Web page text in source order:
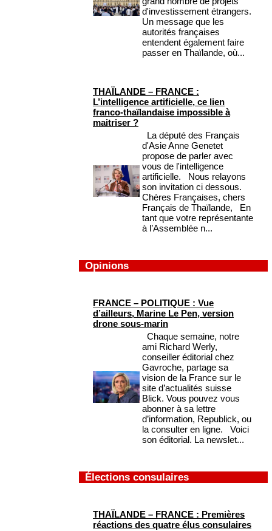
d'investissement étrangers.
Un message que les
autorités françaises
entendent également faire
passer en Thaïlande, où...
THAÏLANDE – FRANCE :
L’intelligence artificielle, ce lien
franco-thaïlandaise impossible à
maitriser ?
La député des Français
d'Asie Anne Genetet
propose de parler avec
vous de l'intelligence
artificielle. Nous relayons
son invitation ci dessous.
Chères Françaises, chers
Français de Thaïlande, En
tant que votre représentante
à l’Assemblée n...
Opinions
FRANCE – POLITIQUE : Vue
d’ailleurs, Marine Le Pen, version
drone sous-marin
Chaque semaine, notre
ami Richard Werly,
conseiller éditorial chez
Gavroche, partage sa
vision de la France sur le
site d’actualités suisse
Blick. Vous pouvez vous
abonner à sa lettre
d’information, Republick, ou
la consulter en ligne. Voici
son éditorial. La newslet...
Élections consulaires
THAÏLANDE – FRANCE : Premières
réactions des quatre élus consulaires